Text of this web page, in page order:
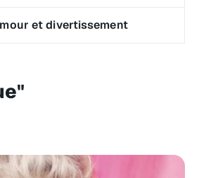
et divertissement